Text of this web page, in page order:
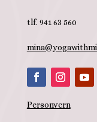
tlf. 941 63 560
Personvern